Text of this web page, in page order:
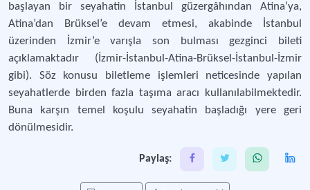
başlayan bir seyahatin İstanbul güzergâhından Atina’ya,
Atina’dan Brüksel’e devam etmesi, akabinde İstanbul
üzerinden İzmir’e varışla son bulması gezginci bileti
açıklamaktadır (İzmir-İstanbul-Atina-Brüksel-İstanbul-İzmir
gibi). Söz konusu biletleme işlemleri neticesinde yapılan
seyahatlerde birden fazla taşıma aracı kullanılabilmektedir.
Buna karşın temel koşulu seyahatin başladığı yere geri
dönülmesidir.
Paylaş: